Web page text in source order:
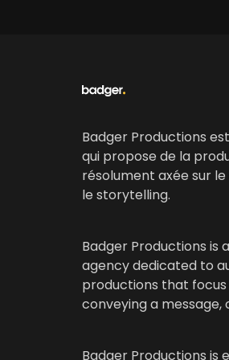
Badger Productions
qui propose de la
résolument axée sur
le storytelling.
Badger Productions is
agency dedicated to
productions that
conveying a message,
Badger Productions is